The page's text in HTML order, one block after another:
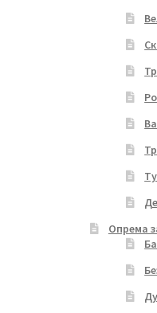
Опрема